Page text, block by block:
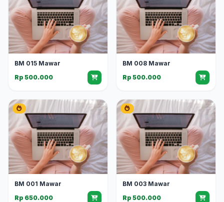
BM 015 Mawar
Rp 500.000
BM 008 Mawar
Rp 500.000
BM 001 Mawar
Rp 650.000
BM 003 Mawar
Rp 500.000